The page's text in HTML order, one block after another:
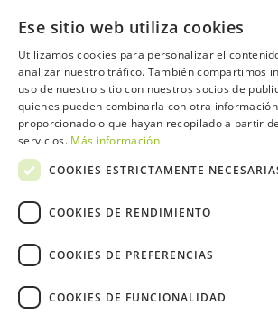
Contacta con el equipo de
Opina
Ese sitio web utiliza cookies
Utilizamos cookies para personalizar el
analizar nuestro tráfico. También compartimos
uso de nuestro sitio con nuestros socios de
quienes pueden combinarla con otra
proporcionado o que hayan recopilado a partir
servicios. Más información
COOKIES ESTRICTAMENTE
COOKIES DE RENDIMIENTO
COOKIES DE PREFERENCIAS
COOKIES DE FUNCIONALIDAD